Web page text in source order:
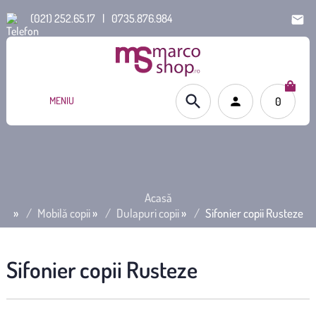
(021) 252.65.17 | 0735.876.984
MENIU 0
Acasă
»
Mobilă copii» Dulapuri copii» Sifonier copii Rusteze
Sifonier copii Rusteze